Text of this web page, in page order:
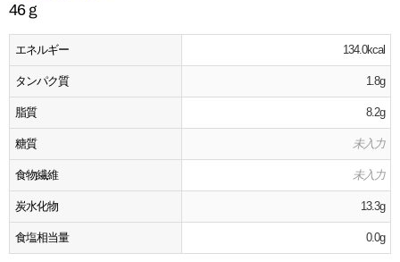
46ｇ
エネルギー 134.0kcal
タンパク質 1.8g
脂質 8.2g
糖質 未入力
食物繊維 未入力
炭水化物 13.3g
食塩相当量 0.0g